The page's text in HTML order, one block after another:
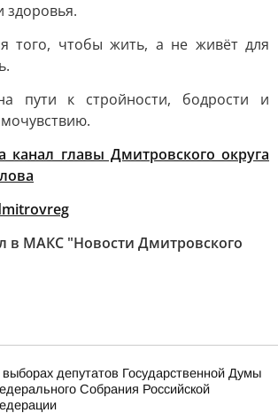
здоровья.
того, чтобы жить, а не живёт для
пути к стройности, бодрости и
канал главы Дмитровского округа
в МАКС "Новости Дмитровского
депутатов Государственной Думы
Собрания Российской